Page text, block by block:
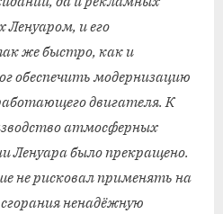
Ленуаром, и его
же быстро, как и
обеспечить модернизацию
двигателя. К
атмосферных
Ленуара было прекращено.
не рисковал применять на
ненадёжную